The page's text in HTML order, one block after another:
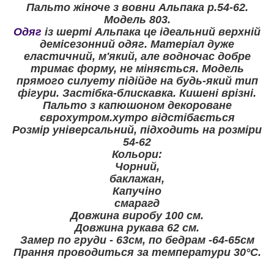
Пальто жіноче з вовни Альпака р.54-62.
Модель 803.
Одяг із шерті Альпака це ідеальний верхній
демісезонний одяг. Матеріал дуже
еластичний, м'який, але водночас добре
тримає форму, не міняється. Модель
прямого силуету підійде на будь-який тип
фігури. Застібка-блискавка. Кишені врізні.
Пальто з капюшоном декороване
єврохутром.хутро відстібається
Розмір універсальний, підходить на розміри
54-62
Кольори:
Чорний,
баклажан,
Капучіно
смарагд
Довжина виробу 100 см.
Довжина рукава 62 см.
Замер по груди - 63см, по бедрам -64-65см
Прання проводиться за температури 30°С.